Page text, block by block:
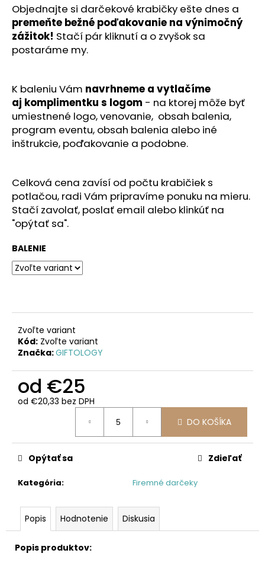
Objednajte si darčekové krabičky ešte dnes a
premeňte bežné poďakovanie na výnimočný
zážitok! Stačí pár kliknutí a o zvyšok sa
postaráme my.
K baleniu Vám navrhneme a vytlačíme
aj komplimentku s logom - na ktorej môže byť
umiestnené logo, venovanie, obsah balenia,
program eventu, obsah balenia alebo iné
inštrukcie, poďakovanie a podobne.
Celková cena zavísí od počtu krabičiek s
potlačou, radi Vám pripravíme ponuku na mieru.
Stačí zavolať, poslať email alebo klinkúť na
"opýtať sa".
BALENIE
Zvoľte variant
Kód: Zvoľte variant
Značka:GIFTOLOGY
od €25
od €20,33 bez DPH
DO KOŠÍKA
Kategória: Firemné darčeky
Opýtať sa Zdieľať
Popis Hodnotenie Diskusia
Popis produktov: